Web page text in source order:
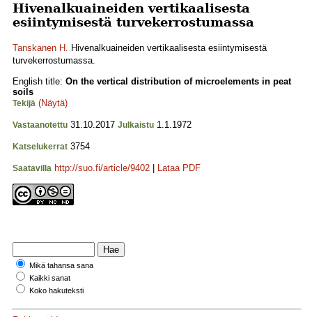
Hivenalkuaineiden vertikaalisesta
esiintymisestä turvekerrostumassa
Tanskanen H. Hivenalkuaineiden vertikaalisesta esiintymisestä
turvekerrostumassa.
English title: On the vertical distribution of microelements in peat
soils
Tekijä (Näytä)
Vastaanotettu 31.10.2017 Julkaistu 1.1.1972
Katselukerrat 3754
Saatavilla http://suo.fi/article/9402 Lataa PDF
Mikä tahansa sana
Kaikki sanat
Koko hakuteksti